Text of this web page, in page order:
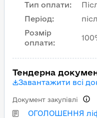
Тип оплати:
Період:
Розмір
оплати:
Тендерна
Завантажити всі
ОГОЛОШЕННЯ
Документ закупівлі